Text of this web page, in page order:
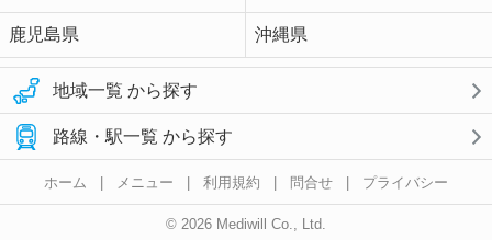
鹿児島県 沖縄県
地域一覧 から探す
路線・駅一覧 から探す
ホーム | メニュー | 利用規約 | 問合せ | プライバシー
© 2026 Mediwill Co., Ltd.